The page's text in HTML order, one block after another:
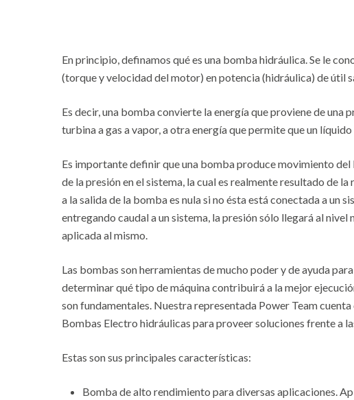
Hit enter to search or ESC to close
En principio, definamos qué es una bomba hidráulica. Se le
(torque y velocidad del motor) en potencia (hidráulica) de útil
Es decir, una bomba convierte la energía que proviene de una
turbina a gas a vapor, a otra energía que permite que un
Es importante definir que una bomba produce movimiento
de la presión en el sistema, la cual es realmente resultado de
a la salida de la bomba es nula si no ésta está conectada a un
entregando caudal a un sistema, la presión sólo llegará al
aplicada al mismo.
Las bombas son herramientas de mucho poder y de ayuda
determinar qué tipo de máquina contribuirá a la mejor
son fundamentales. Nuestra representada Power Team
Bombas Electro hidráulicas para proveer soluciones frente a
Estas son sus principales características:
Bomba de alto rendimiento para diversas aplicaciones.